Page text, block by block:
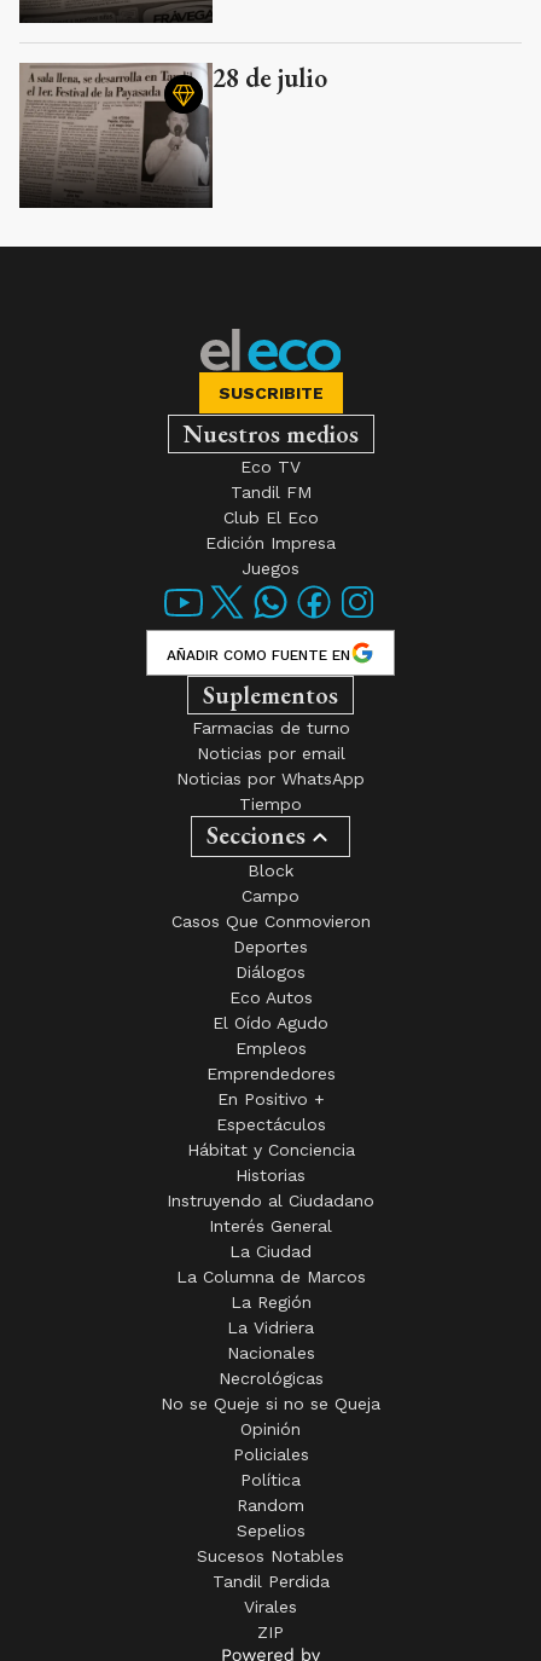
28 de julio
SUSCRIBITE
Nuestros medios
Eco TV
Tandil FM
Club El Eco
Edición Impresa
Juegos
AÑADIR COMO FUENTE EN
Suplementos
Farmacias de turno
Noticias por email
Noticias por WhatsApp
Tiempo
Secciones
Block
Campo
Casos Que Conmovieron
Deportes
Diálogos
Eco Autos
El Oído Agudo
Empleos
Emprendedores
En Positivo +
Espectáculos
Hábitat y Conciencia
Historias
Instruyendo al Ciudadano
Interés General
La Ciudad
La Columna de Marcos
La Región
La Vidriera
Nacionales
Necrológicas
No se Queje si no se Queja
Opinión
Policiales
Política
Random
Sepelios
Sucesos Notables
Tandil Perdida
Virales
ZIP